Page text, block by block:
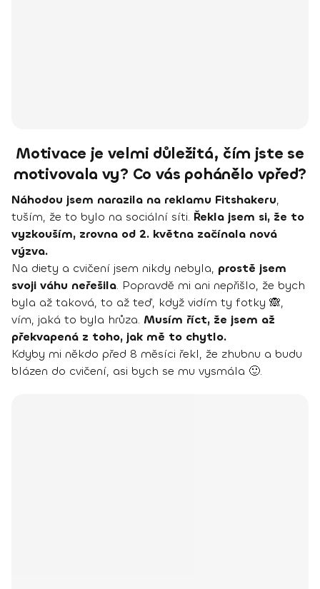
Motivace je velmi důležitá, čím jste se
motivovala vy? Co vás pohánělo vpřed?
Náhodou jsem narazila na reklamu Fitshakeru,
tuším, že to bylo na sociální síti. Řekla jsem si, že to
vyzkouším, zrovna od 2. května začínala nová
výzva.
Na diety a cvičení jsem nikdy nebyla, prostě jsem
svoji váhu neřešila. Popravdě mi ani nepřišlo, že bych
byla až taková, to až teď, když vidím ty fotky 🙈,
vím, jaká to byla hrůza. Musím říct, že jsem až
překvapená z toho, jak mě to chytlo.
Kdyby mi někdo před 8 měsíci řekl, že zhubnu a budu
blázen do cvičení, asi bych se mu vysmála 🙂.